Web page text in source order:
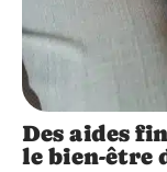
Des aides
le bien-être